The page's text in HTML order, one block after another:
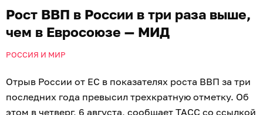
Рост ВВП в России в три раза выше,
чем в Евросоюзе — МИД
РОССИЯ И МИР
Отрыв России от ЕС в показателях роста ВВП за три
последних года превысил трехкратную отметку. Об
этом в четверг, 6 августа, сообщает ТАСС со ссылкой